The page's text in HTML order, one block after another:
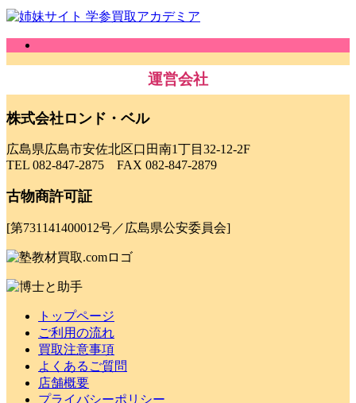
運営会社
株式会社ロンド・ベル
広島県広島市安佐北区口田南1丁目32-12-2F
TEL 082-847-2875 FAX 082-847-2879
古物商許可証
[第731141400012号／広島県公安委員会]
トップページ
ご利用の流れ
買取注意事項
よくあるご質問
店舗概要
プライバシーポリシー